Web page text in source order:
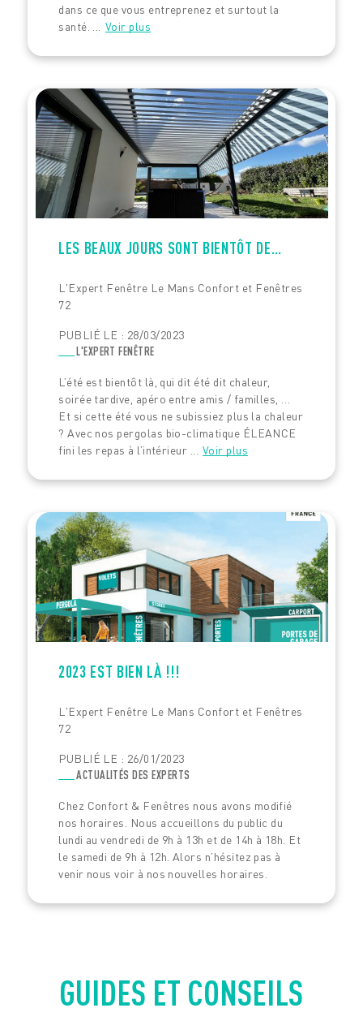
dans ce que vous entreprenez et surtout la
santé. ...
Voir plus
LES BEAUX JOURS SONT BIENTÔT DE…
L'Expert Fenêtre Le Mans Confort et Fenêtres
72
PUBLIÉ LE : 28/03/2023
L'EXPERT FENÊTRE
L’été est bientôt là, qui dit été dit chaleur,
soirée tardive, apéro entre amis / familles, …
Et si cette été vous ne subissiez plus la chaleur
? Avec nos pergolas bio-climatique ÉLEANCE
fini les repas à l’intérieur ...
Voir plus
2023 EST BIEN LÀ !!!
L'Expert Fenêtre Le Mans Confort et Fenêtres
72
PUBLIÉ LE : 26/01/2023
ACTUALITÉS DES EXPERTS
Chez Confort & Fenêtres nous avons modifié
nos horaires. Nous accueillons du public du
lundi au vendredi de 9h à 13h et de 14h à 18h. Et
le samedi de 9h à 12h. Alors n’hésitez pas à
venir nous voir à nos nouvelles horaires.
GUIDES ET CONSEILS